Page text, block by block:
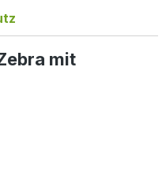
mit